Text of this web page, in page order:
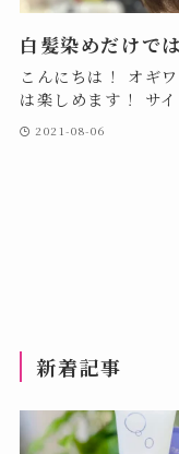
白髪染めだけで
こんにちは！ オギ
は楽しめます！ サ
2021-08-06
新着記事